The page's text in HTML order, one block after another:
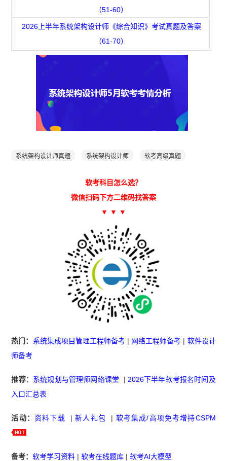
（51-60）
2026上半年系统架构设计师《综合知识》考试真题及答案
（61-70）
系统架构设计师真题 系统架构设计师 软考高级真题
软考科目怎么选？
微信扫码下方二维码找答案
▼ ▼ ▼
热门： 系统集成项目管理工程师备考 | 网络工程师备考 | 软件设计
师备考
推荐： 系统规划与管理师网络课堂 | 2026下半年软考报名时间及
入口汇总表
活动： 资料下载 |新人礼包 | 软考集成/高项免考增持CSPM
备考：软考学习资料 |软考在线题库 |软考AI大模型